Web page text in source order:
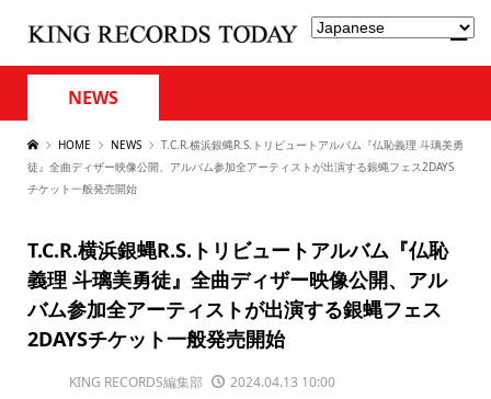
NEWS
HOME NEWS
T.C.R.横浜銀蝿R.S.トリビュートアルバム『仏恥義理 斗璃美勇
徒』全曲ディザー映像公開、アルバム参加全アーティストが出演する銀蝿フェス2DAYS
チケット一般発売開始
T.C.R.横浜銀蝿R.S.トリビュートアルバム『仏恥
義理 斗璃美勇徒』全曲ディザー映像公開、アル
バム参加全アーティストが出演する銀蝿フェス
2DAYSチケット一般発売開始
KING RECORDS編集部 2024.04.13 10:00